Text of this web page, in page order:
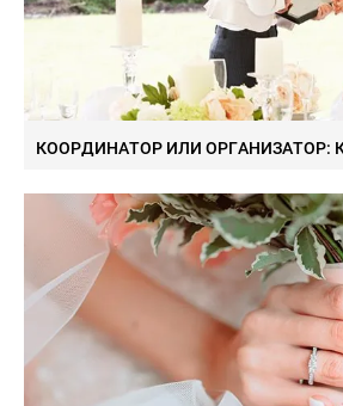
КООРДИНАТОР ИЛИ ОРГАНИЗАТОР: